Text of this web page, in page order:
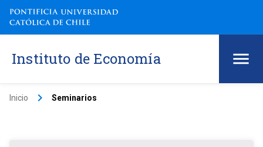
Instituto de Economía
Inicio keyboard_arrow_right Seminarios